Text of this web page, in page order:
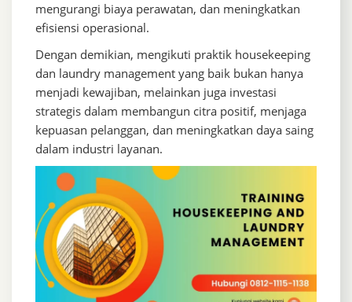
mengurangi biaya perawatan, dan meningkatkan
efisiensi operasional.
Dengan demikian, mengikuti praktik housekeeping
dan laundry management yang baik bukan hanya
menjadi kewajiban, melainkan juga investasi
strategis dalam membangun citra positif, menjaga
kepuasan pelanggan, dan meningkatkan daya saing
dalam industri layanan.